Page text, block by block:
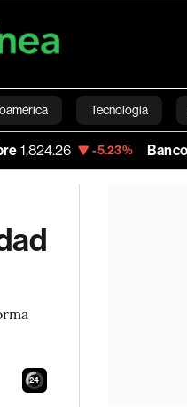
Tecnología
Videos English
-5.23% Banco de Bogota
23